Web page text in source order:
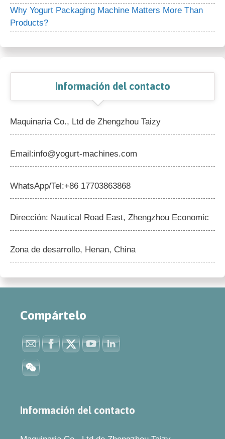
Why Yogurt Packaging Machine Matters More Than
Products?
Información del contacto
Maquinaria Co., Ltd de Zhengzhou Taizy
Email:info@yogurt-machines.com
WhatsApp/Tel:+86 17703863868
Dirección: Nautical Road East, Zhengzhou Economic
Zona de desarrollo, Henan, China
Compártelo
Información del contacto